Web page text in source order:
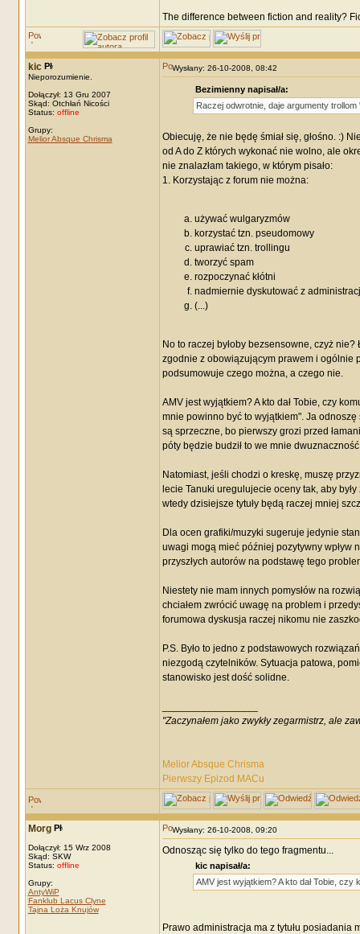
The difference between fiction and reality?
kic
Nieporozumienie.
Dołączył: 13 Gru 2007
Skąd: Otchłań Nicości
Status: offline
Grupy:
Melior Absque Chrisma
Wysłany: 26-10-2008, 08:42
Bezimienny napisał/a:
Raczej odwrotnie, daje argumenty
Obiecuję, że nie będę śmiał się, głośno. :)
od A do Z których wykonać nie wolno, ale
nie znalazłam takiego, w którym pisało:
1. Korzystając z forum nie można:
używać wulgaryzmów
korzystać tzn. pseudomowy
uprawiać tzn. trollingu
tworzyć spam
rozpoczynać kłótni
nadmiernie dyskutować z
(...)
No to raczej byłoby bezsensowne, czyż
zgodnie z obowiązującym prawem i ogólnie
podsumowuje czego można, a czego nie.
AMV jest wyjątkiem? A kto dał Tobie, czy
mnie powinno być to wyjątkiem". Ja
są sprzeczne, bo pierwszy grozi przed
póty będzie budził to we mnie
Natomiast, jeśli chodzi o kreskę, muszę
lecie Tanuki uregulujecie oceny tak, aby
wtedy dzisiejsze tytuły będą raczej mniej
Dla ocen grafiki/muzyki sugeruje jedynie
uwagi mogą mieć później pozytywny wpływ
przyszłych autorów na podstawę tego
Niestety nie mam innych pomysłów na
chciałem zwrócić uwagę na problem i
forumowa dyskusja raczej nikomu nie
P.S. Było to jedno z podstawowych
niezgodą czytelników. Sytuacja patowa,
stanowisko jest dość solidne.
"Zaczynałem jako zwykły zegarmistrz, ale
Melior Absque Chrisma
Pierwszy Epizod MACu
Morg
Dołączył: 15 Wrz 2008
Skąd: SKW
Status: offline
Grupy:
AntyWiP
Fanklub Lacus Clyne
Tajna Loża Knujów
Wysłany: 26-10-2008, 09:20
Odnosząc się tylko do tego fragmentu...
kic napisał/a:
AMV jest wyjątkiem? A kto dał Tobie,
Prawo administracja ma z tytułu